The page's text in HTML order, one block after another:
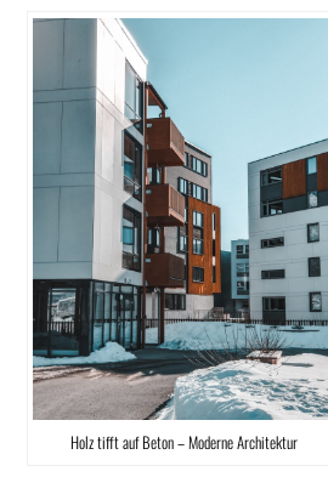
Holz tifft auf Beton – Moderne Architektur